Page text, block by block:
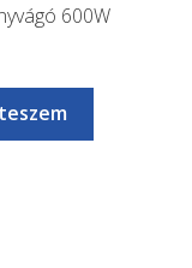
600W